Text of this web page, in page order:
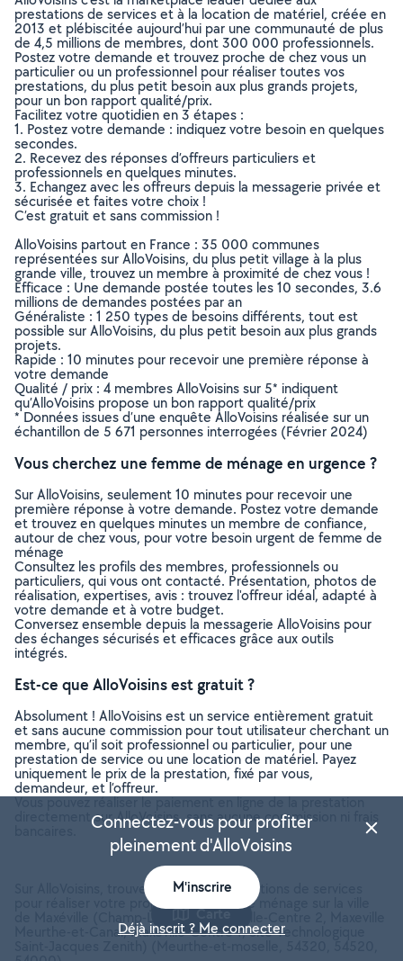
prestations de services et à la location de matériel, créée en
2013 et plébiscitée aujourd’hui par une communauté de plus
de 4,5 millions de membres, dont 300 000 professionnels.
Postez votre demande et trouvez proche de chez vous un
particulier ou un professionnel pour réaliser toutes vos
prestations, du plus petit besoin aux plus grands projets,
pour un bon rapport qualité/prix.
Facilitez votre quotidien en 3 étapes :
1. Postez votre demande : indiquez votre besoin en quelques
secondes.
2. Recevez des réponses d’offreurs particuliers et
professionnels en quelques minutes.
3. Echangez avec les offreurs depuis la messagerie privée et
sécurisée et faites votre choix !
C’est gratuit et sans commission !
AlloVoisins partout en France : 35 000 communes
représentées sur AlloVoisins, du plus petit village à la plus
grande ville, trouvez un membre à proximité de chez vous !
Efficace : Une demande postée toutes les 10 secondes, 3.6
millions de demandes postées par an
Généraliste : 1 250 types de besoins différents, tout est
possible sur AlloVoisins, du plus petit besoin aux plus grands
projets.
Rapide : 10 minutes pour recevoir une première réponse à
votre demande
Qualité / prix : 4 membres AlloVoisins sur 5* indiquent
qu’AlloVoisins propose un bon rapport qualité/prix
* Données issues d’une enquête AlloVoisins réalisée sur un
échantillon de 5 671 personnes interrogées (Février 2024)
Vous cherchez une femme de ménage en urgence ?
Sur AlloVoisins, seulement 10 minutes pour recevoir une
première réponse à votre demande. Postez votre demande
et trouvez en quelques minutes un membre de confiance,
autour de chez vous, pour votre besoin urgent de femme de
ménage
Consultez les profils des membres, professionnels ou
particuliers, qui vous ont contacté. Présentation, photos de
réalisation, expertises, avis : trouvez l'offreur idéal, adapté à
votre demande et à votre budget.
Conversez ensemble depuis la messagerie AlloVoisins pour
des échanges sécurisés et efficaces grâce aux outils
intégrés.
Est-ce que AlloVoisins est gratuit ?
Absolument ! AlloVoisins est un service entièrement gratuit
et sans aucune commission pour tout utilisateur cherchant un
membre, qu’il soit professionnel ou particulier, pour une
prestation de service ou une location de matériel. Payez
uniquement le prix de la prestation, fixé par vous,
demandeur, et l’offreur.
Vous pouvez réaliser le paiement en ligne de la prestation
directement sur AlloVoisins, sans aucune commission ni frais
Sur AlloVoisins, trouvez toutes les prestations de services
pour réaliser votre projet de Femme de ménage sur la ville
Meurthe-et-Canal, Maxeville-Centre 1, Site Technologique
Carte
Connectez-vous pour profiter
pleinement d'AlloVoisins
M'inscrire
Déjà inscrit ? Me connecter